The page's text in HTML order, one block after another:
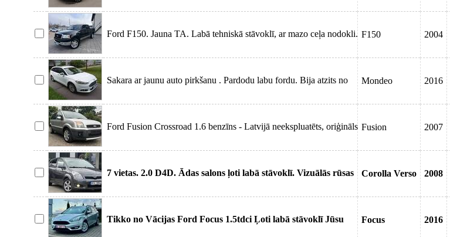
Ford F150. Jauna TA. Labā tehniskā stāvoklī, ar mazo ceļa nodokli. F150 2004
Sakara ar jaunu auto pirkšanu . Pardodu labu fordu. Bija atzits no
Mondeo 2016
Ford Fusion Crossroad 1.6 benzīns - Latvijā neekspluatēts, oriģināls Fusion 2007
7 vietas. 2.0 D4D. Ādas salons ļoti labā stāvoklī. Vizuālās rūsas
Corolla Verso 2008
Tikko no Vācijas Ford Focus 1.5tdci Ļoti labā stāvoklī Jūsu
Focus 2016